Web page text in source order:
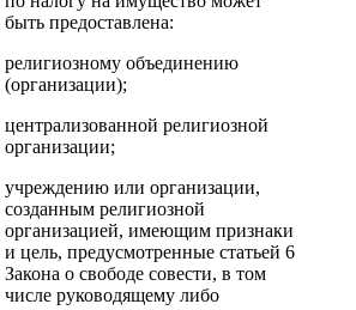
быть предоставлена:
религиозному объединению
(организации);
централизованной религиозной
организации;
учреждению или организации,
созданным религиозной
организацией, имеющим признаки
и цель, предусмотренные статьей 6
Закона о свободе совести, в том
числе руководящему либо